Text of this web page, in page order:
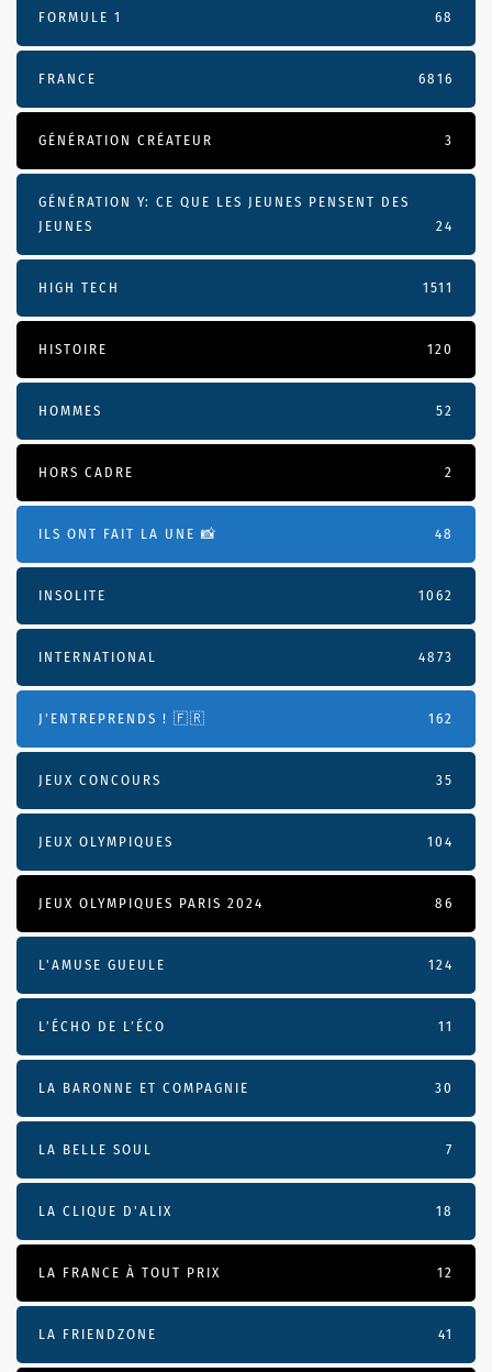
FORMULE 1 68
FRANCE 6816
GÉNÉRATION CRÉATEUR 3
GÉNÉRATION Y: CE QUE LES JEUNES PENSENT DES
JEUNES
24
HIGH TECH 1511
HISTOIRE 120
HOMMES 52
HORS CADRE 2
ILS ONT FAIT LA UNE 📸 48
INSOLITE 1062
INTERNATIONAL 4873
J'ENTREPRENDS ! 🇫🇷 162
JEUX CONCOURS 35
JEUX OLYMPIQUES 104
JEUX OLYMPIQUES PARIS 2024 86
L'AMUSE GUEULE 124
L’ÉCHO DE L’ÉCO 11
LA BARONNE ET COMPAGNIE 30
LA BELLE SOUL 7
LA CLIQUE D'ALIX 18
LA FRANCE À TOUT PRIX 12
LA FRIENDZONE 41